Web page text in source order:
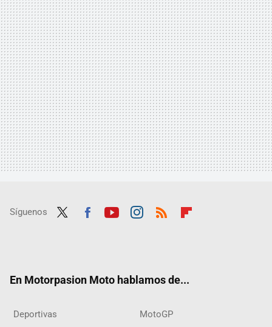
Síguenos
En Motorpasion Moto hablamos de...
Deportivas MotoGP